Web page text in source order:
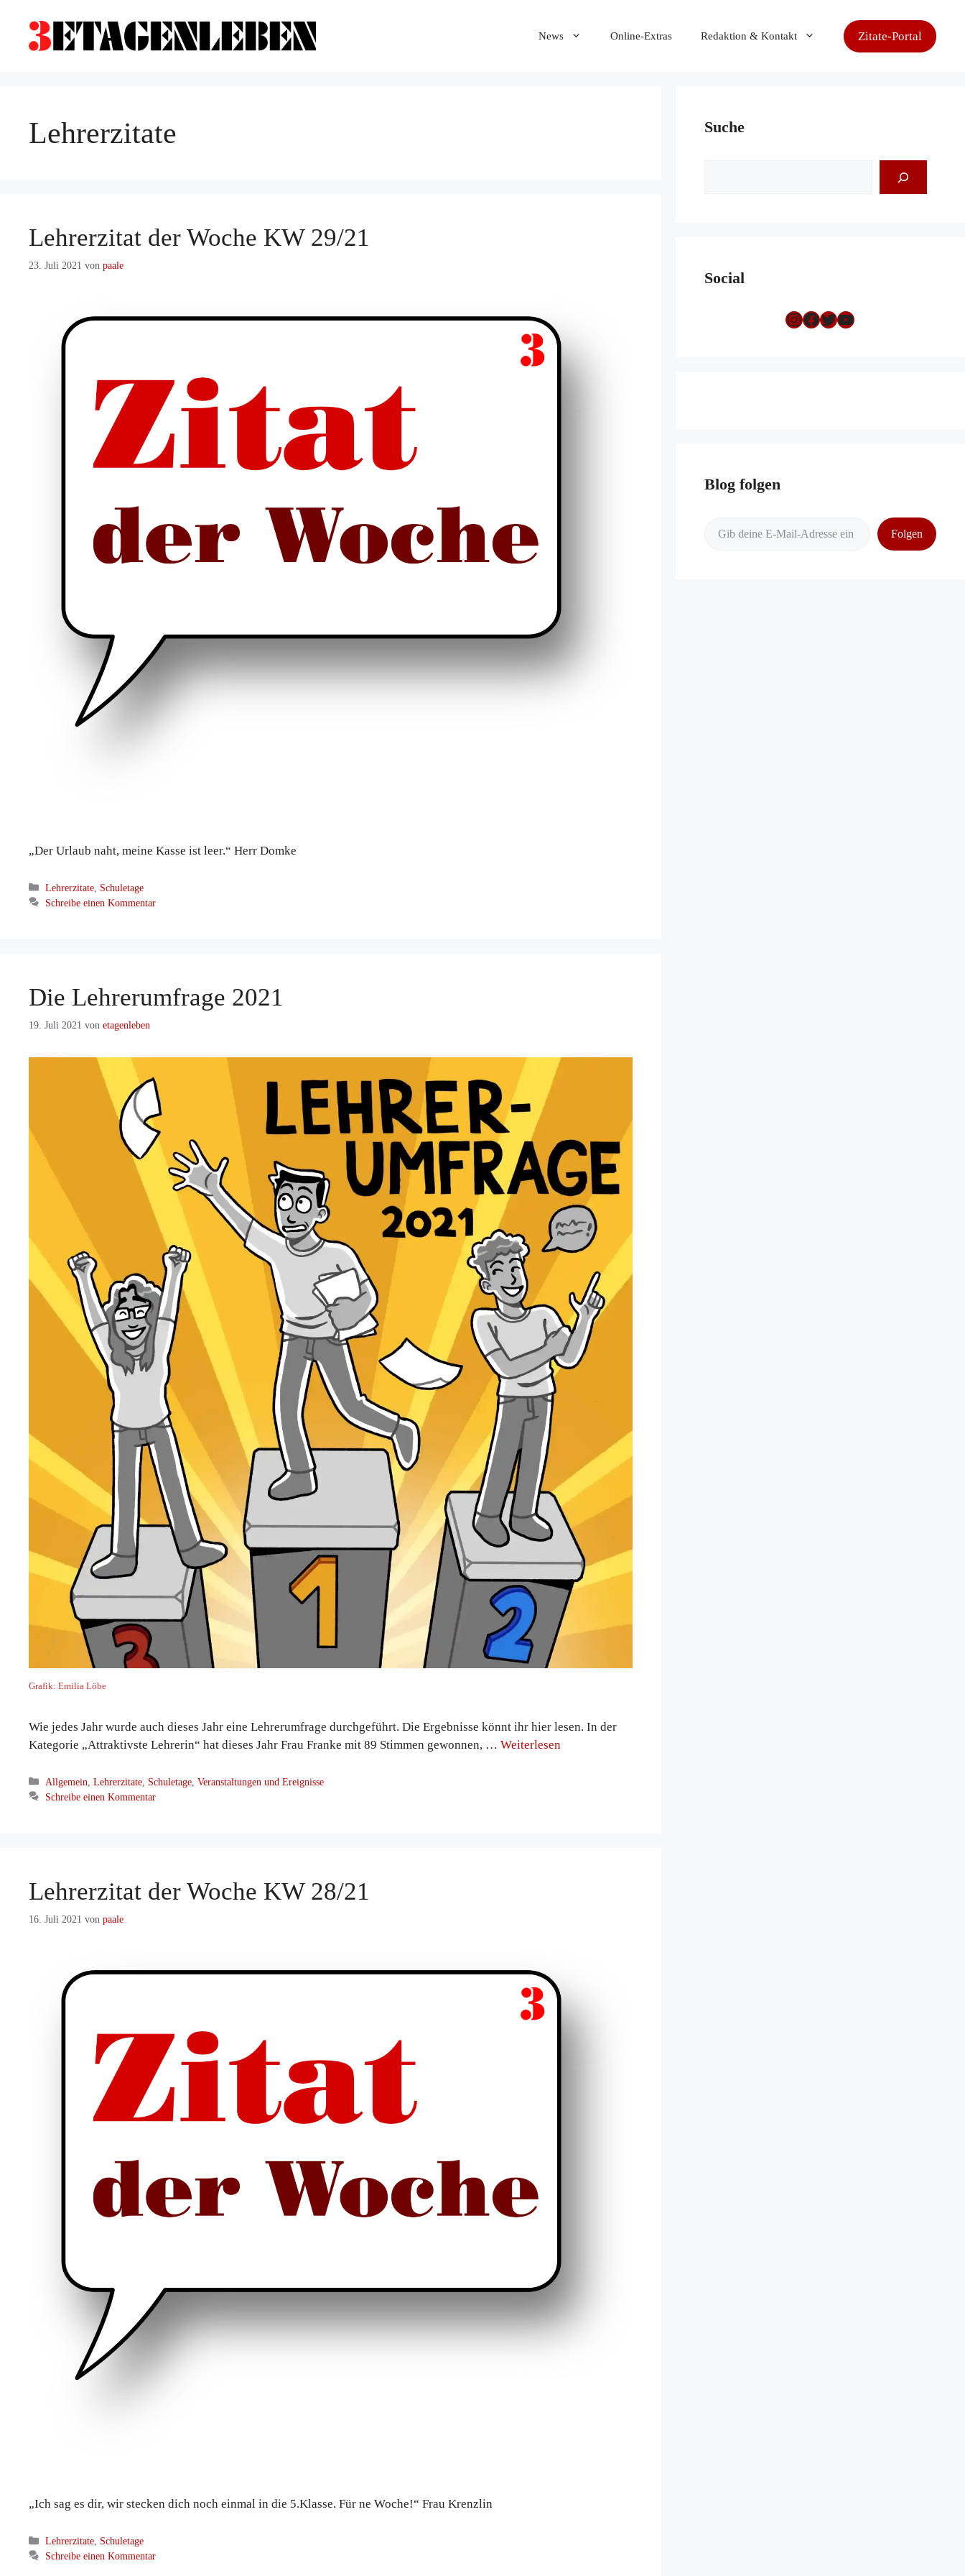
springen
News Online-Extras Redaktion & Kontakt Zitate-Portal
Lehrerzitate
Lehrerzitat der Woche KW 29/21
23. Juli 2021 von paale
„Der Urlaub naht, meine Kasse ist leer.“ Herr Domke
Kategorien
Lehrerzitate Schuletage
Schreibe einen Kommentar
Die Lehrerumfrage 2021
19. Juli 2021 von etagenleben
Grafik: Emilia Löbe
Wie jedes Jahr wurde auch dieses Jahr eine Lehrerumfrage durchgeführt. Die Ergebnisse könnt ihr hier lesen. In der
Kategorie „Attraktivste Lehrerin“ hat dieses Jahr Frau Franke mit 89 Stimmen gewonnen, … Weiterlesen
Kategorien
Allgemein ,Lehrerzitate Schuletage ,Veranstaltungen und Ereignisse
Schreibe einen Kommentar
Lehrerzitat der Woche KW 28/21
16. Juli 2021 von paale
„Ich sag es dir, wir stecken dich noch einmal in die 5.Klasse. Für ne Woche!“ Frau Krenzlin
Kategorien
Lehrerzitate Schuletage
Schreibe einen Kommentar
Suche
Social
Instagram
Facebook
Twitter
YouTube
Blog folgen
Folgen